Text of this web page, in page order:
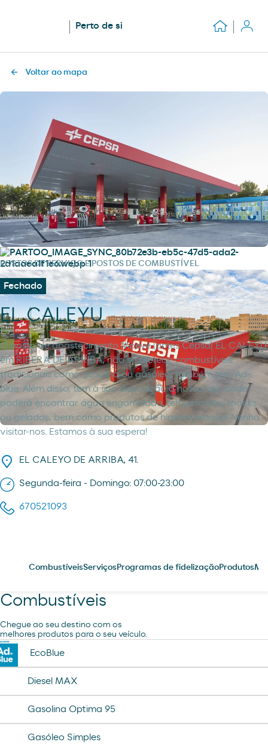
Perto de si
Voltar ao mapa
POSTOS DE SERVIÇO E POSTOS DE COMBUSTÍVEL
Fechado
EL CALEYU
O posto de abastecimento Moeve (antes Cepsa) EL CALEYU
em RIBERA DE ARRIBA, não só oferece combustíveis
tradicionais como gasolina ou gasóleo, também tem Ad-
blue. Além disso, tem à sua disposição a nossa loja, onde
poderá encontrar água engarrafada, refrigerantes, snacks
ou gelados, bem como produtos de higiene pessoal. Venha
visitar-nos. Estamos à sua espera!
EL CALEYO DE ARRIBA, 41.
Segunda-feira - Domingo: 07:00-23:00
670521093
CombustíveisServiços Programas de fidelizaçãoProdutos
Combustíveis
Chegue ao seu destino com os
melhores produtos para o seu veículo.
EcoBlue
Diesel MAX
Gasolina Optima 95
Gasóleo Simples